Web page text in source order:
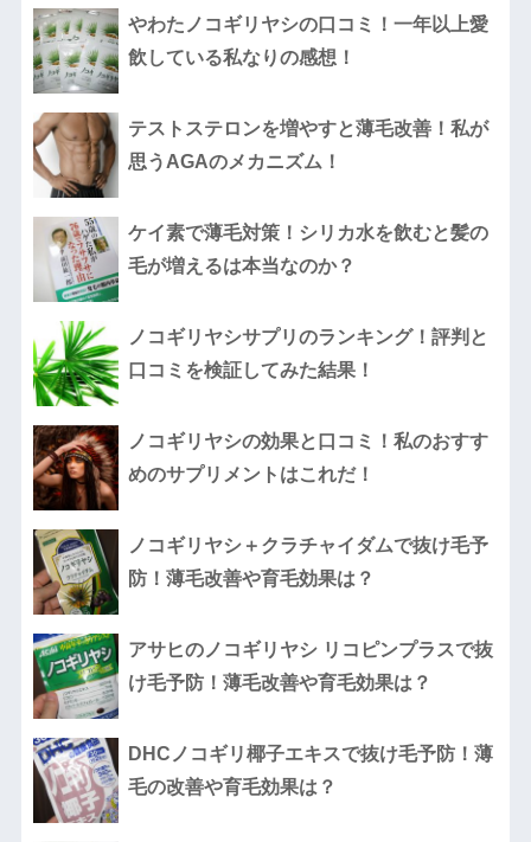
やわたノコギリヤシの口コミ！一年以上愛
飲している私なりの感想！
テストステロンを増やすと薄毛改善！私が
思うAGAのメカニズム！
ケイ素で薄毛対策！シリカ水を飲むと髪の
毛が増えるは本当なのか？
ノコギリヤシサプリのランキング！評判と
口コミを検証してみた結果！
ノコギリヤシの効果と口コミ！私のおすす
めのサプリメントはこれだ！
ノコギリヤシ＋クラチャイダムで抜け毛予
防！薄毛改善や育毛効果は？
アサヒのノコギリヤシ リコピンプラスで抜
け毛予防！薄毛改善や育毛効果は？
DHCノコギリ椰子エキスで抜け毛予防！薄
毛の改善や育毛効果は？